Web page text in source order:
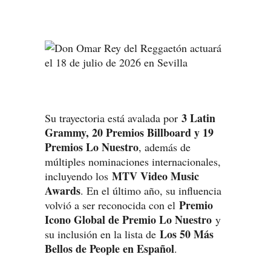
Su trayectoria está avalada por 3 Latin
Grammy, 20 Premios Billboard y 19
Premios Lo Nuestro, además de
múltiples nominaciones internacionales,
incluyendo los MTV Video Music
Awards. En el último año, su influencia
volvió a ser reconocida con el Premio
Icono Global de Premio Lo Nuestro y
su inclusión en la lista de Los 50 Más
Bellos de People en Español.